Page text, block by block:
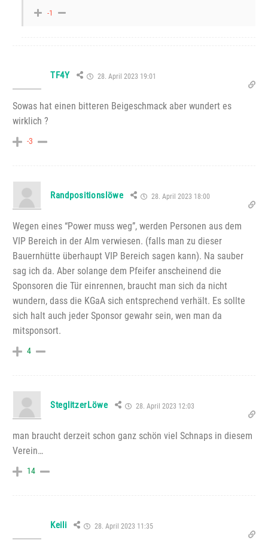
-1
TF4Y 28. April 2023 19:01
Sowas hat einen bitteren Beigeschmack aber wundert es
wirklich ?
-3
Randpositionslöwe 28. April 2023 18:00
Wegen eines “Power muss weg”, werden Personen aus dem
VIP Bereich in der Alm verwiesen. (falls man zu dieser
Bauernhütte überhaupt VIP Bereich sagen kann). Na sauber
sag ich da. Aber solange dem Pfeifer anscheinend die
Sponsoren die Tür einrennen, braucht man sich da nicht
wundern, dass die KGaA sich entsprechend verhält. Es sollte
sich halt auch jeder Sponsor gewahr sein, wen man da
mitsponsort.
4
SteglitzerLöwe 28. April 2023 12:03
man braucht derzeit schon ganz schön viel Schnaps in diesem
Verein…
14
Keili 28. April 2023 11:35